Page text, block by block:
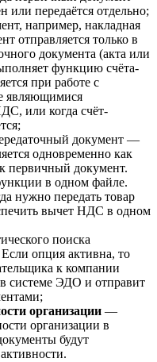
или передаётся отдельно;
например, накладная
отправляется только в
документа (акта или
функцию счёта-
при работе с
являющимися
или когда счёт-
документ —
одновременно как
первичный документ.
в одном файле.
нужно передать товар
вычет НДС в одном
поиска
опция активна, то
к компании
системе ЭДО и отправит
организации —
организации в
будут